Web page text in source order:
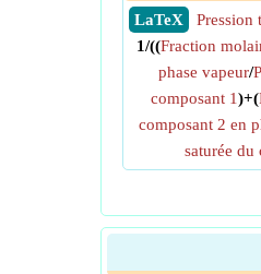
​ LaTeX
Pression
1/((Fraction
phase vapeur/
composant 1)+(
composant 2 en
saturée du